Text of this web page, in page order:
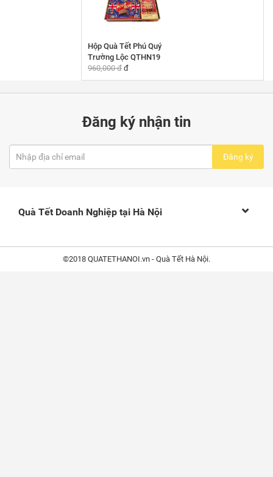
Hộp Quà Tết Phú Quý
Trường Lộc QTHN19
960,000 đ đ
Đăng ký nhận tin
Đăng ký
Quà Tết Doanh Nghiệp tại Hà Nội
©2018 QUATETHANOI.vn - Quà Tết Hà Nội.